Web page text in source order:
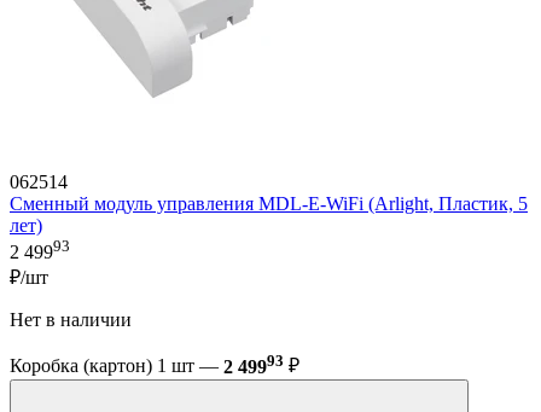
062514
Сменный модуль управления MDL-E-WiFi (Arlight, Пластик, 5
лет)
2 49993
₽/шт
Нет в наличии
Коробка (картон) 1 шт — 2 49993 ₽